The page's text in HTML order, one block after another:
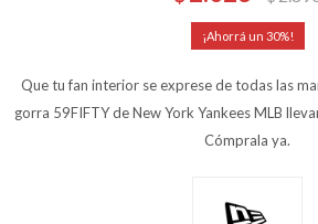
30
Que tu fan interior se exprese de todas las
gorra 59FIFTY de New York Yankees MLB
Cómprala ya.